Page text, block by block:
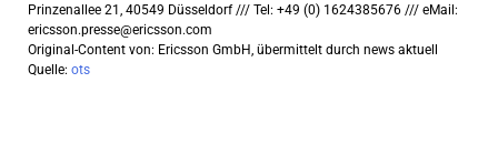
Prinzenallee 21, 40549 Düsseldorf /// Tel: +49 (0) 1624385676 /// eMail:
ericsson.presse@ericsson.com
Original-Content von: Ericsson GmbH, übermittelt durch news aktuell
Quelle: ots